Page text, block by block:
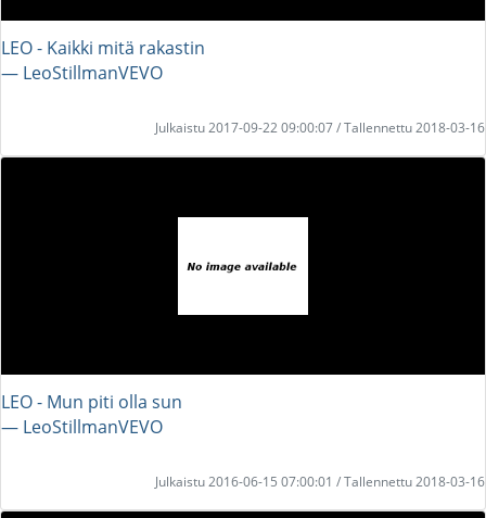
LEO - Kaikki mitä rakastin
― LeoStillmanVEVO
Julkaistu 2017-09-22 09:00:07 / Tallennettu 2018-03-16
LEO - Mun piti olla sun
― LeoStillmanVEVO
Julkaistu 2016-06-15 07:00:01 / Tallennettu 2018-03-16